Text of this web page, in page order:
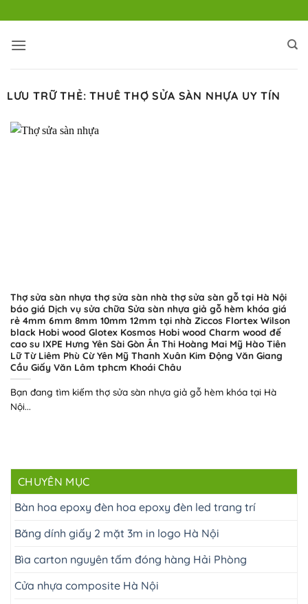
qua
nội
LƯU TRỮ THẺ:THUÊ THỢ SỬA SÀN NHỰA UY TÍN
Thợ sửa sàn nhựa thợ sửa sàn nhà thợ sửa sàn gỗ tại Hà Nội
báo giá Dịch vụ sửa chữa Sửa sàn nhựa giả gỗ hèm khóa giá
rẻ 4mm 6mm 8mm 10mm 12mm tại nhà Ziccos Flortex Wilson
black Hobi wood Glotex Kosmos Hobi wood Charm wood đế
cao su IXPE Hưng Yên Sài Gòn Ân Thi Hoàng Mai Mỹ Hào Tiên
Lữ Từ Liêm Phù Cừ Yên Mỹ Thanh Xuân Kim Động Văn Giang
Cầu Giấy Văn Lâm tphcm Khoái Châu
Bạn đang tìm kiếm thợ sửa sàn nhựa giả gỗ hèm khóa tại Hà
Nội...
CHUYÊN MỤC
Bàn hoa epoxy đèn hoa epoxy đèn led trang trí
Băng dính giấy 2 mặt 3m in logo Hà Nội
Bìa carton nguyên tấm đóng hàng Hải Phòng
Cửa nhựa composite Hà Nội